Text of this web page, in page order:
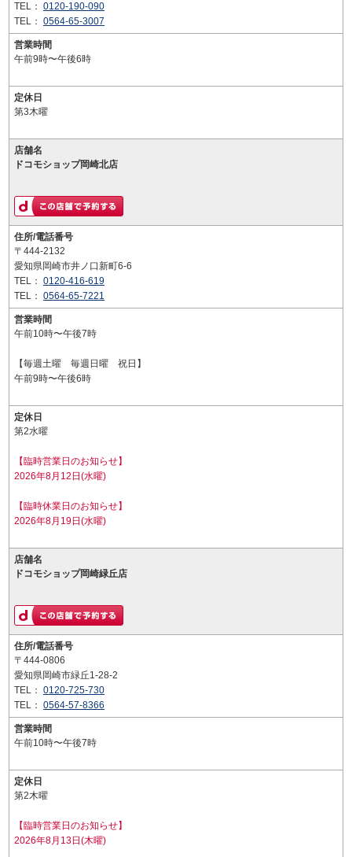
TEL： 0120-190-090
TEL： 0564-65-3007
営業時間
午前9時〜午後6時
定休日
第3木曜
店舗名
ドコモショップ岡崎北店
住所/電話番号
〒444-2132
愛知県岡崎市井ノ口新町6-6
TEL： 0120-416-619
TEL： 0564-65-7221
営業時間
午前10時〜午後7時
【毎週土曜 毎週日曜 祝日】
午前9時〜午後6時
定休日
第2水曜
【臨時営業日のお知らせ】
2026年8月12日(水曜)
【臨時休業日のお知らせ】
2026年8月19日(水曜)
店舗名
ドコモショップ岡崎緑丘店
住所/電話番号
〒444-0806
愛知県岡崎市緑丘1-28-2
TEL： 0120-725-730
TEL： 0564-57-8366
営業時間
午前10時〜午後7時
定休日
第2木曜
【臨時営業日のお知らせ】
2026年8月13日(木曜)